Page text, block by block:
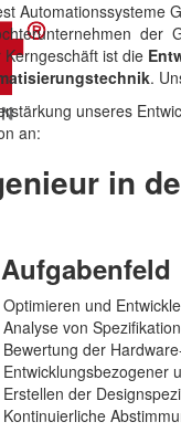
der
Kerngeschäft ist die
.
unseres
an:
in
Optimieren und
Analyse von
Bewertung der
Entwicklungsbezogener
Erstellen der
Kontinuierliche